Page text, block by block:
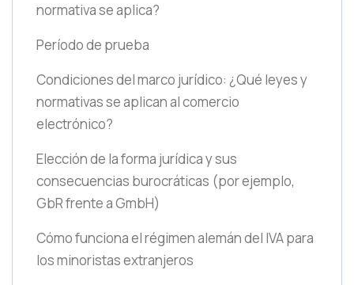
normativa se aplica?
Período de prueba
Condiciones del marco jurídico: ¿Qué leyes y
normativas se aplican al comercio
electrónico?
Elección de la forma jurídica y sus
consecuencias burocráticas (por ejemplo,
GbR frente a GmbH)
Cómo funciona el régimen alemán del IVA para
los minoristas extranjeros